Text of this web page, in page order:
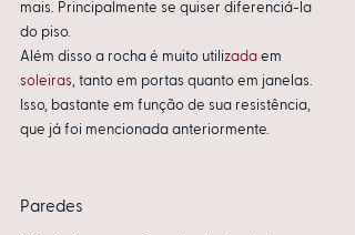
mais. Principalmente se quiser diferenciá-la
do piso.
Além disso a rocha é muito utilizada em
soleiras, tanto em portas quanto em janelas.
Isso, bastante em função de sua resistência,
que já foi mencionada anteriormente.
Paredes